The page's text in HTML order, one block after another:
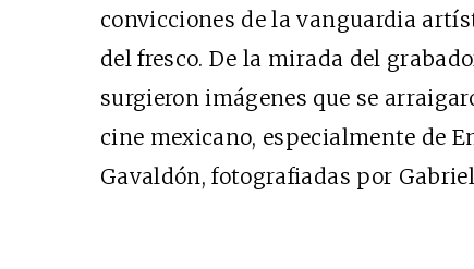
convicciones de la vanguardia
del fresco. De la mirada del
surgieron imágenes que se
cine mexicano, especialmente de
Gavaldón, fotografiadas por